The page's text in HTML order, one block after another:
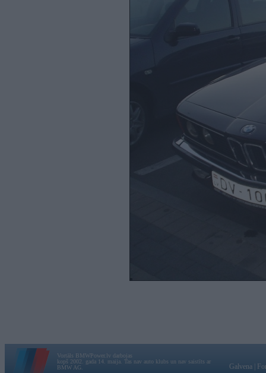
Vortāls BMWPower.lv darbojas
kopš 2002. gada 14. maija. Tas nav auto klubs un nav saistīts ar
BMW AG.
Galvena